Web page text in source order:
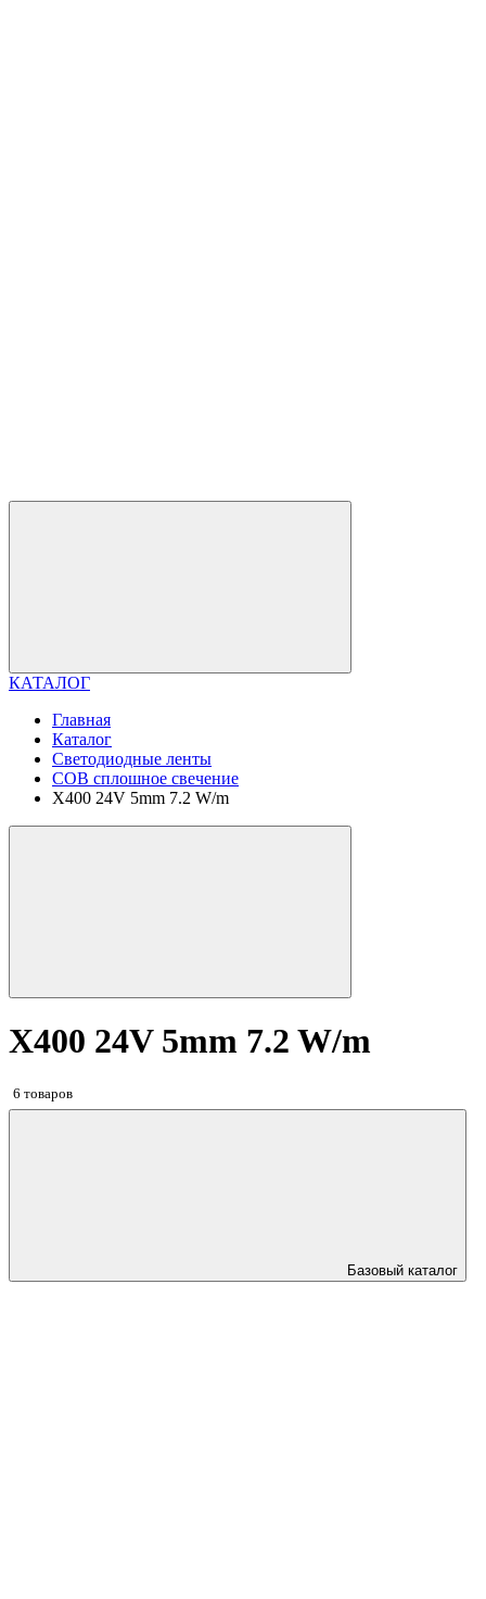
КАТАЛОГ
Главная
Каталог
Светодиодные ленты
COB сплошное свечение
X400 24V 5mm 7.2 W/m
X400 24V 5mm 7.2 W/m
6 товаров
Базовый каталог